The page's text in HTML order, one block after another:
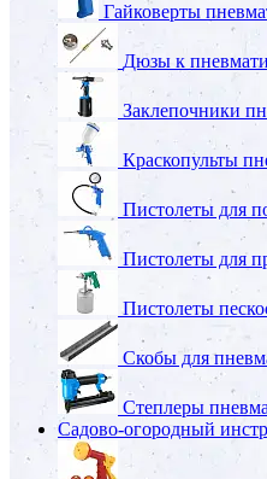
Гайковерты
Дюзы к
Заклепочники
Краскопульты
Пистолеты для
Пистолеты для
Пистолеты
Скобы для
Степлеры
Садово-огородный